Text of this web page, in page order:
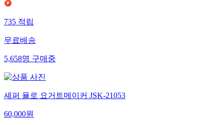
735 적립
무료배송
5,658명 구매중
셰퍼 욜로 요거트메이커 JSK-21053
60,000원